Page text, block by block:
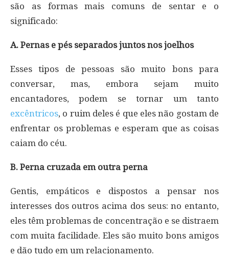
são as formas mais comuns de sentar e o
significado:
A. Pernas e pés separados juntos nos joelhos
Esses tipos de pessoas são muito bons para
conversar, mas, embora sejam muito
encantadores, podem se tornar um tanto
excêntricos, o ruim deles é que eles não gostam de
enfrentar os problemas e esperam que as coisas
caiam do céu.
B. Perna cruzada em outra perna
Gentis, empáticos e dispostos a pensar nos
interesses dos outros acima dos seus: no entanto,
eles têm problemas de concentração e se distraem
com muita facilidade. Eles são muito bons amigos
e dão tudo em um relacionamento.